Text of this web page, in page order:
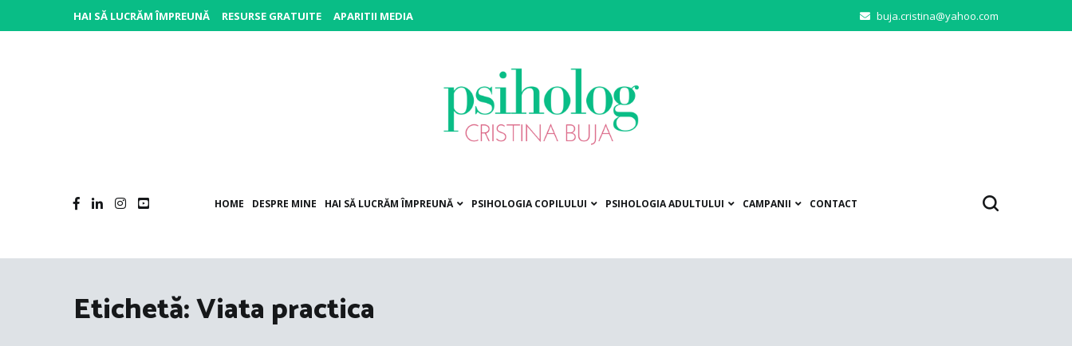
HAI SĂ LUCRĂM ÎMPREUNĂ RESURSE GRATUITE APARITII MEDIA buja.cristina@yahoo.com
HOME DESPRE MINE HAI SĂ LUCRĂM ÎMPREUNĂ PSIHOLOGIA COPILULUI PSIHOLOGIA ADULTULUI CAMPANII CONTACT
Etichetă:Viata practica